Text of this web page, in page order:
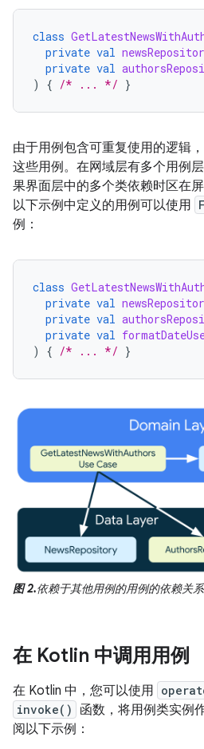
class
private val
private val
)
{ /* ... */ }
由于用例包含可重复使用的逻辑
这些用例。在网域层有多个用例
果界面层中的多个类依赖时区在
以下示例中定义的用例可以使用
例：
class
private val
private val
private val
)
{ /* ... */ }
图 2.依赖于其他用例的用例的依赖关系
在 Kotlin 中调用用例
在 Kotlin 中，您可以使用
invoke()
函数，将用例类实例
阅以下示例：